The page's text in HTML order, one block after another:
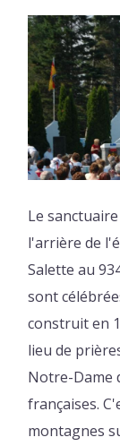
Le
l'arrière de
Salette au
sont
construit en
lieu de
Notre-Dame
françaises.
montagnes